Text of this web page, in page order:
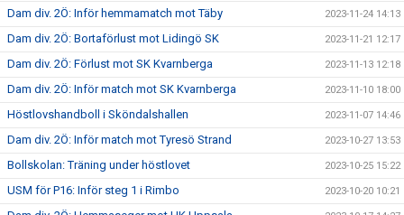
Dam div. 2Ö: Inför hemmamatch mot Täby 2023-11-24 14:13
Dam div. 2Ö: Bortaförlust mot Lidingö SK 2023-11-21 12:17
Dam div. 2Ö: Förlust mot SK Kvarnberga 2023-11-13 12:18
Dam div. 2Ö: Inför match mot SK Kvarnberga 2023-11-10 18:00
Höstlovshandboll i Sköndalshallen 2023-11-07 14:46
Dam div. 2Ö: Inför match mot Tyresö Strand 2023-10-27 13:53
Bollskolan: Träning under höstlovet 2023-10-25 15:22
USM för P16: Inför steg 1 i Rimbo 2023-10-20 10:21